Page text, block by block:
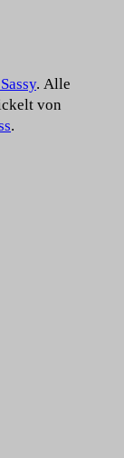
. Alle
von
.